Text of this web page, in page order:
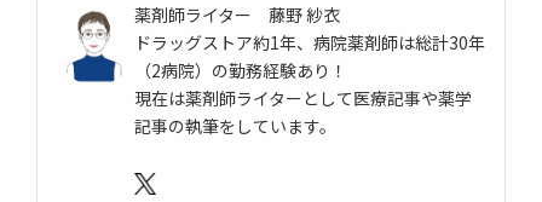
薬剤師ライター 藤野 紗衣
ドラッグストア約1年、病院薬剤師は総計30年
（2病院）の勤務経験あり！
現在は薬剤師ライターとして医療記事や薬学
記事の執筆をしています。